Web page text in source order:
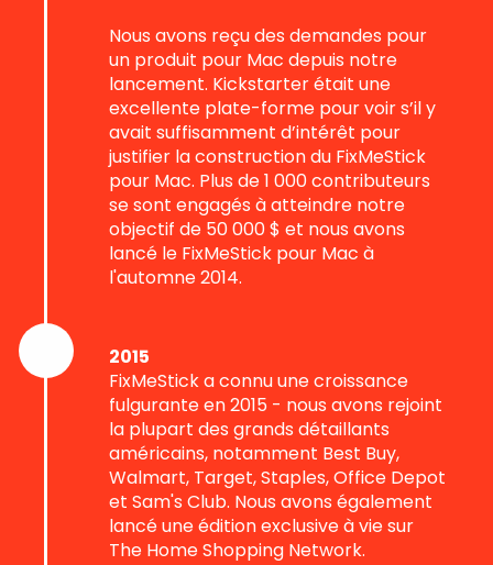
Nous avons reçu des demandes pour
un produit pour Mac depuis notre
lancement. Kickstarter était une
excellente plate-forme pour voir s’il y
avait suffisamment d’intérêt pour
justifier la construction du FixMeStick
pour Mac. Plus de 1 000 contributeurs
se sont engagés à atteindre notre
objectif de 50 000 $ et nous avons
lancé le FixMeStick pour Mac à
l'automne 2014.
2015
FixMeStick a connu une croissance
fulgurante en 2015 - nous avons rejoint
la plupart des grands détaillants
américains, notamment Best Buy,
Walmart, Target, Staples, Office Depot
et Sam's Club. Nous avons également
lancé une édition exclusive à vie sur
The Home Shopping Network.